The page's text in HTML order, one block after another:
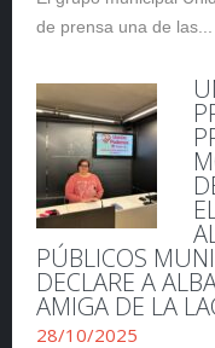
de prensa una de las...
PÚBLICOS
DECLARE A
AMIGA DE LA
28/10/2025